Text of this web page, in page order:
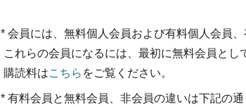
* 会員には、無料個人会員および有料個人会員
これらの会員になるには、最初に無料会員とし
購読料はこちら をご覧ください。
* 有料会員と無料会員、非会員の違いは下記の通